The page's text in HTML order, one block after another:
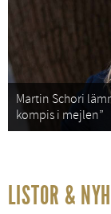
Martin Schori
kompis i mejlen”
LISTOR &